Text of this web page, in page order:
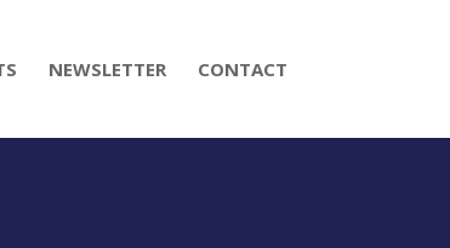
NEWSLETTER CONTACT